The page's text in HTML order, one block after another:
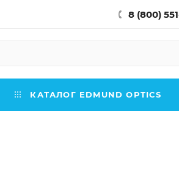
8 (800)
КАТАЛОГ EDMUND OPTICS